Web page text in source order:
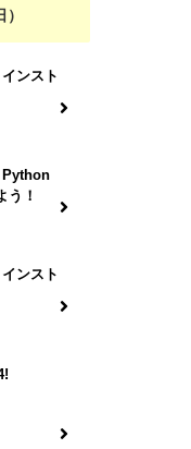
ンスト
Python
う！
ンスト